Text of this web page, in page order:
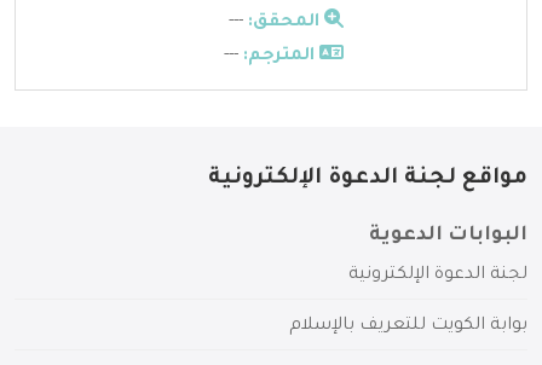
المحقق: ---
المترجم: ---
مواقع لجنة الدعوة الإلكترونية
البوابات الدعوية
لجنة الدعوة الإلكترونية
بوابة الكويت للتعريف بالإسلام